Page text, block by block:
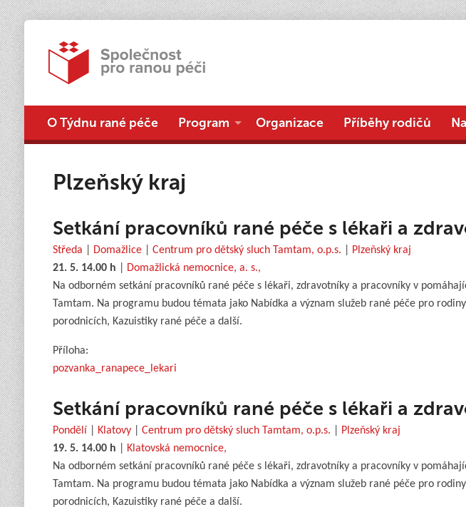
O Týdnu rané péče Program Organizace Příběhy rodičů
Plzeňský kraj
Setkání pracovníků rané péče s lékaři a
Středa Domažlice| Centrum pro dětský sluch Tamtam, o.p.s.
Plzeňský kraj
21. 5. 14.00 h
Domažlická nemocnice, a. s.,
Na odborném setkání pracovníků rané péče s lékaři, zdravotníky a pracovníky v
Tamtam. Na programu budou témata jako Nabídka a význam služeb rané péče pro
porodnicích, Kazuistiky rané péče a další.
Příloha:
pozvanka_ranapece_lekari
Setkání pracovníků rané péče s lékaři a
Pondělí Klatovy| Centrum pro dětský sluch Tamtam, o.p.s.
Plzeňský kraj
19. 5. 14.00 h
Klatovská nemocnice,
Na odborném setkání pracovníků rané péče s lékaři, zdravotníky a pracovníky v
Tamtam. Na programu budou témata jako Nabídka a význam služeb rané péče pro
porodnicích, Kazuistiky rané péče a další.